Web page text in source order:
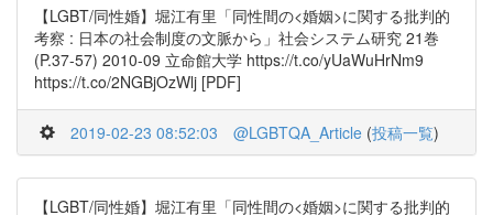
【LGBT/同性婚】堀江有里「同性間の<婚姻>に関する批判的
考察 : 日本の社会制度の文脈から」社会システム研究 21巻
(P.37-57) 2010-09 立命館大学 https://t.co/yUaWuHrNm9
https://t.co/2NGBjOzWlj [PDF]
2019-02-23 08:52:03 @LGBTQA_Article (投稿一覧)
【LGBT/同性婚】堀江有里「同性間の<婚姻>に関する批判的